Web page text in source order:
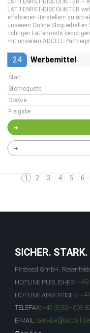
LATTENRST-DISCOUNTER
LATTENRST-DISCOUNTER
erfahrenen Herstellern zu
unserem Online Shop
richtigen Lattenrosts
mit unserem ADCELL
24 Werbemittel
Start
Stornoquote
Cookie
Freigabe
1 2 3 4 5 6
SICHER.
Firstlead GmbH,
HOTLINE PUBLISHER: +49
HOTLINE ADVERTISER:
TELEFAX: +49 (0)30 - 609
E-MAIL: service@adcell.de